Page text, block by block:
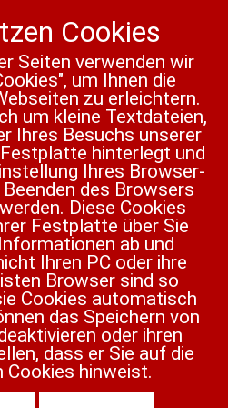
Nächster
Weiter
Cookies
Seiten verwenden wir
um Ihnen die
zu erleichtern.
um kleine Textdateien,
Ihres Besuchs unserer
hinterlegt und
Ihres Browser-
des Browsers
Diese Cookies
Festplatte über Sie
ab und
Ihren PC oder ihre
Browser sind so
Cookies automatisch
das Speichern von
oder ihren
dass er Sie auf die
Cookies hinweist.